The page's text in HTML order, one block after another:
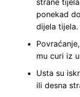
strane
ponekad
dijela tijela.
mu curi iz
Usta su
ili desna